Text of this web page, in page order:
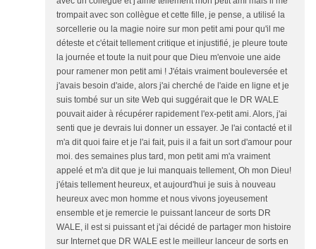
trompait avec son collègue et cette fille, je pense, a utilisé la
sorcellerie ou la magie noire sur mon petit ami pour qu'il me
déteste et c'était tellement critique et injustifié, je pleure toute
la journée et toute la nuit pour que Dieu m'envoie une aide
pour ramener mon petit ami ! J'étais vraiment bouleversée et
j'avais besoin d'aide, alors j'ai cherché de l'aide en ligne et je
suis tombé sur un site Web qui suggérait que le DR WALE
pouvait aider à récupérer rapidement l'ex-petit ami. Alors, j'ai
senti que je devrais lui donner un essayer. Je l'ai contacté et il
m'a dit quoi faire et je l'ai fait, puis il a fait un sort d'amour pour
moi. des semaines plus tard, mon petit ami m'a vraiment
appelé et m'a dit que je lui manquais tellement, Oh mon Dieu!
j'étais tellement heureux, et aujourd'hui je suis à nouveau
heureux avec mon homme et nous vivons joyeusement
ensemble et je remercie le puissant lanceur de sorts DR
WALE, il est si puissant et j'ai décidé de partager mon histoire
sur Internet que DR WALE est le meilleur lanceur de sorts en